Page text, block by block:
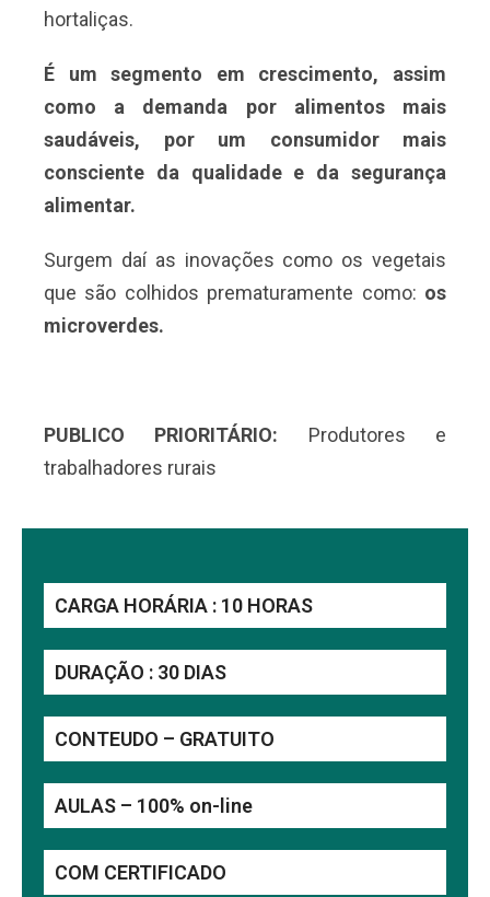
hortaliças.
É um segmento em crescimento, assim
como a demanda por alimentos mais
saudáveis, por um consumidor mais
consciente da qualidade e da segurança
alimentar.
Surgem daí as inovações como os vegetais
que são colhidos prematuramente como: os
microverdes.
PUBLICO PRIORITÁRIO: Produtores e
trabalhadores rurais
CARGA HORÁRIA : 10 HORAS
DURAÇÃO : 30 DIAS
CONTEUDO – GRATUITO
AULAS – 100% on-line
COM CERTIFICADO